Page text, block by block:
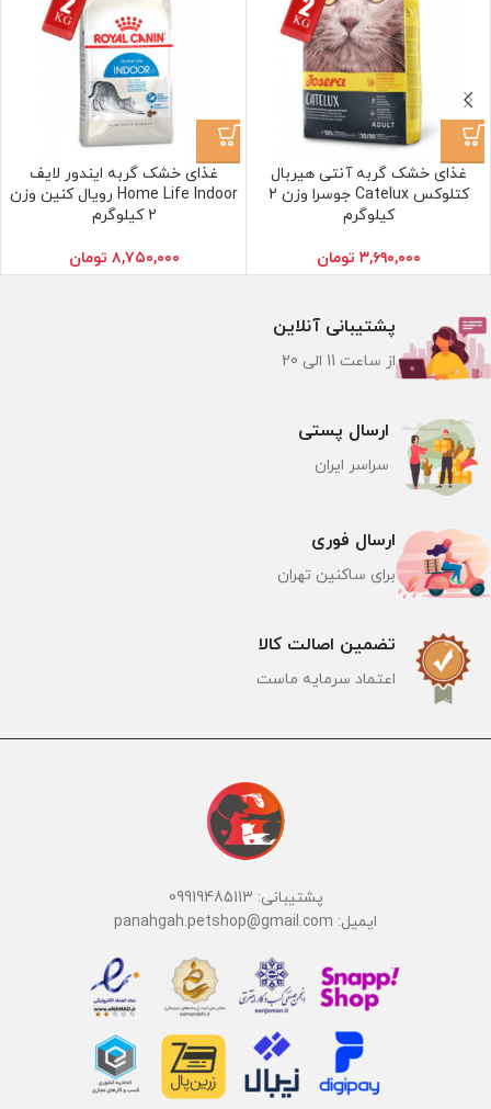
غذای خشک گربه آنتی هیربال
کتلوکس Catelux جوسرا وزن 2
کیلوگرم
۳,۶۹۰,۰۰۰ تومان
غذای خشک گربه ایندور لایف
Home Life Indoor رویال کنین وزن
2 کیلوگرم
۸,۷۵۰,۰۰۰ تومان
تضمین اصالت کالا
اعتماد سرمایه ماست
ارسال فوری
برای ساکنین تهران
ارسال پستی
سراسر ایران
پشتیبانی آنلاین
از ساعت 11 الی 20
پشتیبانی: 09919485113
ایمیل: panahgah.petshop@gmail.com